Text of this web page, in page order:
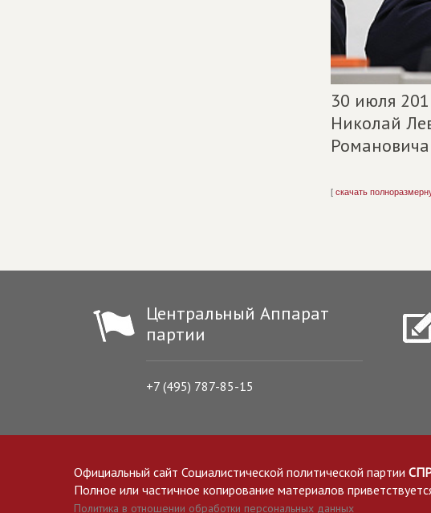
30 июля
Николай
[ скачать
Центральный Аппарат
партии
+7 (495) 787-85-15
Официальный сайт Социалистической политической партии
Полное или частичное копирование материалов
Политика в отношении обработки персональных данных